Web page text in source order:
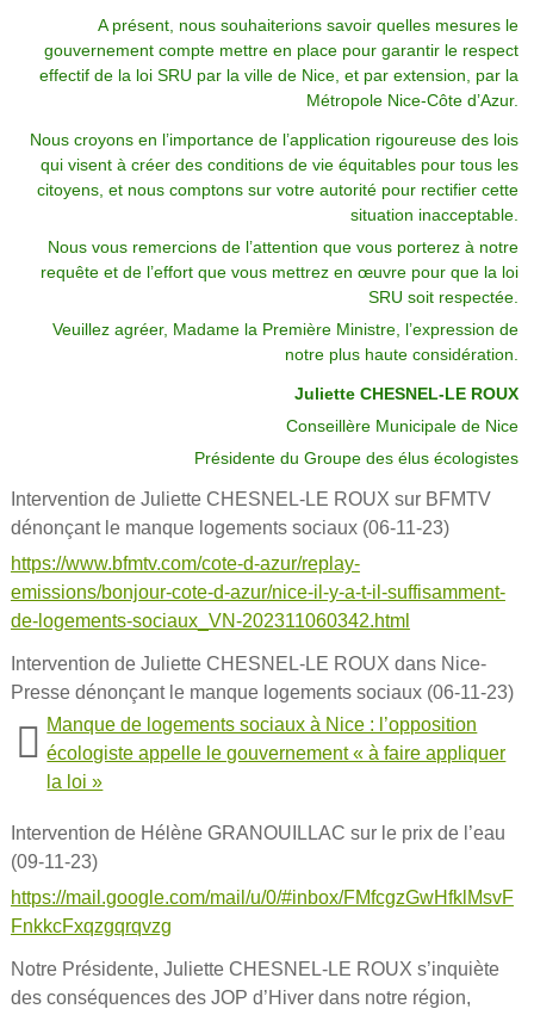
A présent, nous souhaiterions savoir quelles mesures le
gouvernement compte mettre en place pour garantir le respect
effectif de la loi SRU par la ville de Nice, et par extension, par la
Métropole Nice-Côte d’Azur.
Nous croyons en l’importance de l’application rigoureuse des lois
qui visent à créer des conditions de vie équitables pour tous les
citoyens, et nous comptons sur votre autorité pour rectifier cette
situation inacceptable.
Nous vous remercions de l’attention que vous porterez à notre
requête et de l’effort que vous mettrez en œuvre pour que la loi
SRU soit respectée.
Veuillez agréer, Madame la Première Ministre, l’expression de
notre plus haute considération.
Juliette CHESNEL-LE ROUX
Conseillère Municipale de Nice
Présidente du Groupe des élus écologistes
Intervention de Juliette CHESNEL-LE ROUX sur BFMTV
dénonçant le manque logements sociaux (06-11-23)
https://www.bfmtv.com/cote-d-azur/replay-
emissions/bonjour-cote-d-azur/nice-il-y-a-t-il-suffisamment-
de-logements-sociaux_VN-202311060342.html
Intervention de Juliette CHESNEL-LE ROUX dans Nice-
Presse dénonçant le manque logements sociaux (06-11-23)
Manque de logements sociaux à Nice : l’opposition
écologiste appelle le gouvernement « à faire appliquer
la loi »
Intervention de Hélène GRANOUILLAC sur le prix de l’eau
(09-11-23)
https://mail.google.com/mail/u/0/#inbox/FMfcgzGwHfklMsvF
FnkkcFxqzgqrqvzg
Notre Présidente, Juliette CHESNEL-LE ROUX s’inquiète
des conséquences des JOP d’Hiver dans notre région,